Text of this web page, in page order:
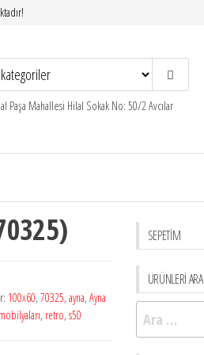
Paşa Mahallesi Hilal Sokak No: 50/2 Avcılar
100x60, 70325, ayna, Ayna
mobilyaları, retro, s50
SEPETİM
ÜRÜNLERİ ARA
Arama: